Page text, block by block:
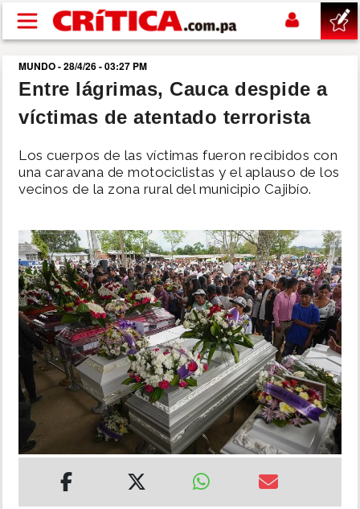
Pasar al contenido principal
buscar
SUCESOS
NACIONAL
SHOW
DEPORTES
MUNDO
INSÓLITAS
MULTIMEDIA
IMPRESO
MUNDO - 28/4/26 - 03:27 PM
Entre lágrimas, Cauca despide a
víctimas de atentado terrorista
Los cuerpos de las víctimas fueron recibidos con
una caravana de motociclistas y el aplauso de los
vecinos de la zona rural del municipio Cajibío.